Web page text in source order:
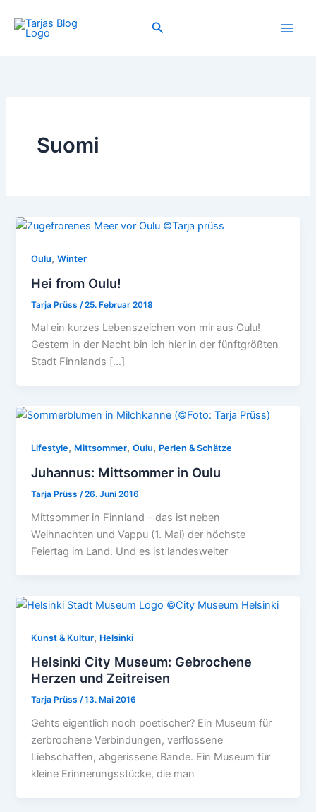
Inhalt
springen
Suchen
Suomi
Oulu,Winter
Hei from Oulu!
Tarja Prüss /25. Februar 2018
Mal ein kurzes Lebenszeichen von mir aus Oulu!
Gestern in der Nacht bin ich hier in der fünftgrößten
Stadt Finnlands […]
Lifestyle, Mittsommer,Oulu, Perlen & Schätze
Juhannus: Mittsommer in Oulu
Tarja Prüss/26. Juni 2016
Mittsommer in Finnland – das ist neben
Weihnachten und Vappu (1. Mai) der höchste
Feiertag im Land. Und es ist landesweiter
Kunst & Kultur, Helsinki
Helsinki City Museum: Gebrochene
Herzen und Zeitreisen
Tarja Prüss/13. Mai 2016
Gehts eigentlich noch poetischer? Ein Museum für
zerbrochene Verbindungen, verflossene
Liebschaften, abgerissene Bande. Ein Museum für
kleine Erinnerungsstücke, die man